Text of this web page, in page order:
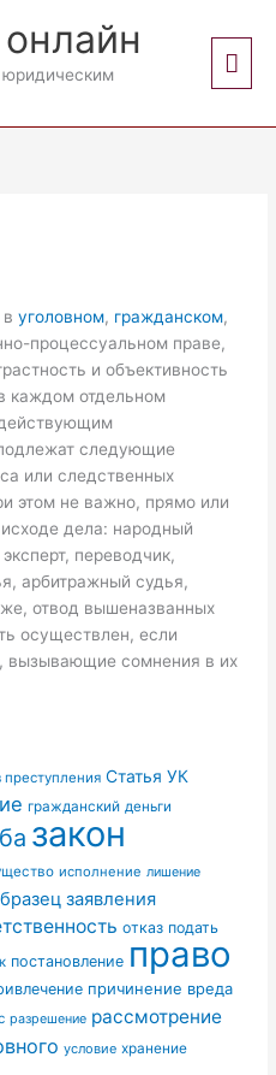
юридическим
вуголовном, гражданском,
процессуальном праве,
и объективность
каждом отдельном
следующие
или следственных
этом не важно, прямо или
дела: народный
переводчик,
арбитражный судья,
отвод вышеназванных
осуществлен, если
, вызывающие сомнения в их
преступления Статья УК
гражданский деньги
закон
исполнение лишение
заявления
отказ подать
постановление право
причинение вреда
разрешение рассмотрение
условие хранение